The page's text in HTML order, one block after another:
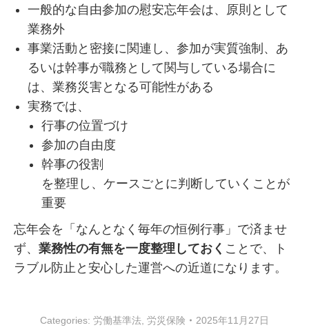
一般的な自由参加の慰安忘年会は、原則として
業務外
事業活動と密接に関連し、参加が実質強制、あ
るいは幹事が職務として関与している場合に
は、業務災害となる可能性がある
実務では、
行事の位置づけ
参加の自由度
幹事の役割
を整理し、ケースごとに判断していくことが
重要
忘年会を「なんとなく毎年の恒例行事」で済ませ
ず、 業務性の有無を一度整理しておく ことで、ト
ラブル防止と安心した運営への近道になります。
Categories: 労働基準法 労災保険 2025年11月27日